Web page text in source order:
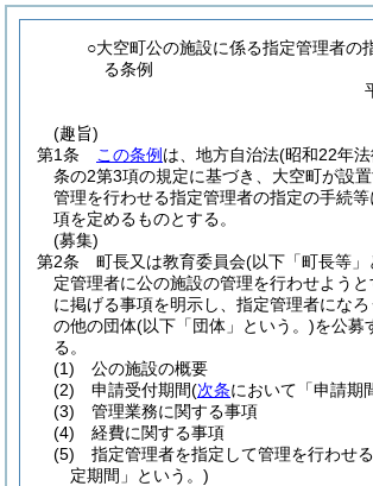
○大空町公の施設に係る指定管理者の
る条例
(趣旨)
第1条
この条例 は、地方自治法(昭和22年
条の2第3項の規定に基づき、大空町が設
管理を行わせる指定管理者の指定の手続
項を定めるものとする。
(募集)
第2条
町長又は教育委員会(以下「町長等」
定管理者に公の施設の管理を行わせよう
に掲げる事項を明示し、指定管理者にな
の他の団体(以下「団体」という。)を公募
る。
(1)
公の施設の概要
(2)
申請受付期間(次条において「申請期
(3)
管理業務に関する事項
(4)
経費に関する事項
(5)
指定管理者を指定して管理を行わせ
定期間」という。)